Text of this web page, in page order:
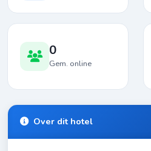
0
Gem. online
Over dit hotel